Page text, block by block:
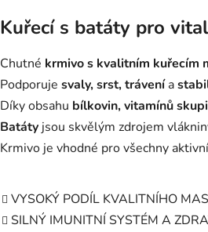
Kuřecí s batáty pro
Chutné krmivo s kvalitním kuřecím
Podporuje svaly, srst, trávenía
Díky obsahu bílkovin, vitamínů
Batáty jsou skvělým zdrojem
Krmivo je vhodné pro všechny
VYSOKÝ PODÍL KVALITNÍHO
SILNÝ IMUNITNÍ SYSTÉM A